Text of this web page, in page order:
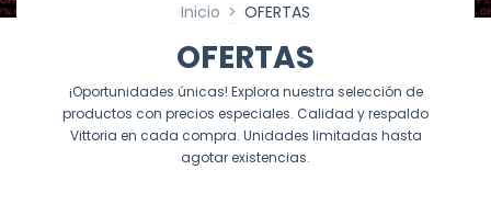
Inicio > OFERTAS
OFERTAS
¡Oportunidades únicas! Explora nuestra selección de
productos con precios especiales. Calidad y respaldo
Vittoria en cada compra. Unidades limitadas hasta
agotar existencias.